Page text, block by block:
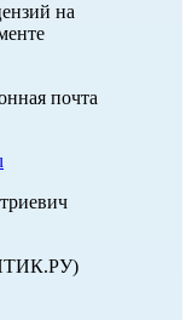
на
почта